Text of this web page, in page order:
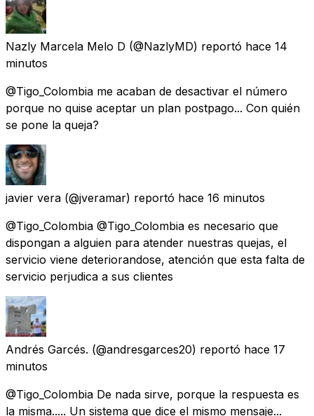
Nazly Marcela Melo D (@NazlyMD) reportó hace 14
minutos
@Tigo_Colombia me acaban de desactivar el número
porque no quise aceptar un plan postpago... Con quién
se pone la queja?
javier vera (@jveramar) reportó hace 16 minutos
@Tigo_Colombia @Tigo_Colombia es necesario que
dispongan a alguien para atender nuestras quejas, el
servicio viene deteriorandose, atención que esta falta de
servicio perjudica a sus clientes
Andrés Garcés. (@andresgarces20) reportó hace 17
minutos
@Tigo_Colombia De nada sirve, porque la respuesta es
la misma..... Un sistema que dice el mismo mensaje...